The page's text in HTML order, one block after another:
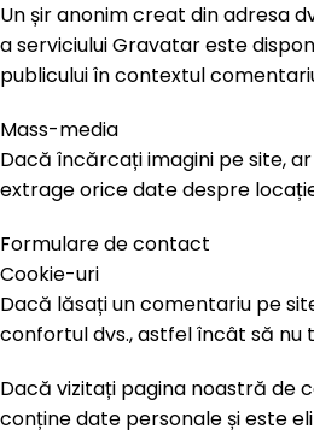
Un șir anonim creat din adresa
a serviciului Gravatar este
publicului în contextul
Mass-media
Dacă încărcați imagini pe site,
extrage orice date despre
Formulare de contact
Cookie-uri
Dacă lăsați un comentariu pe
confortul dvs., astfel încât să nu
Dacă vizitați pagina noastră de
conține date personale și este